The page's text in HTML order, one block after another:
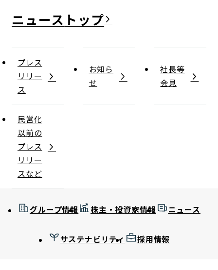
ニュース
プレス
リリー
ス
お知ら
せ
社長等
会見
民営化
以前の
プレス
リリー
スなど
グループ情報 株主・投資家情報 ニュース
サステナビリティ 採用情報